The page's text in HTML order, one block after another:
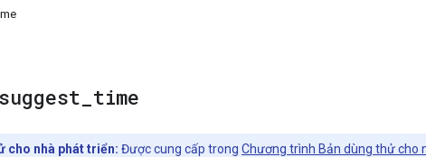
suggest time
cho nhà phát triển: Được cung cấp trong Chương trình Bản dùng thử cho